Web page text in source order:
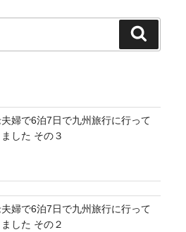
索
婦で6泊7日で九州旅行に行って
した その３
婦で6泊7日で九州旅行に行って
した その２